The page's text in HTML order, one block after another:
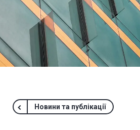
Новини та публікації